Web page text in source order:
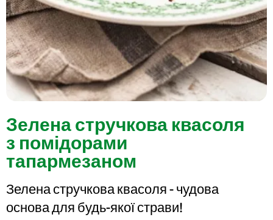
Зелена стручкова квасоля
з помідорами
тапармезаном
Зелена стручкова квасоля - чудова
основа для будь-якої страви!